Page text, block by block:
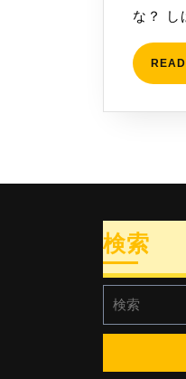
な？ し
検索
索: